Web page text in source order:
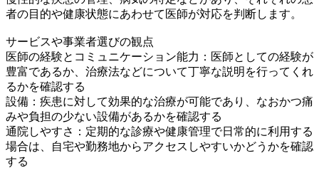
者の目的や健康状態にあわせて医師が対応を判断します。
サービスや事業者選びの観点
医師の経験とコミュニケーション能力：医師としての経験が
豊富であるか、治療法などについて丁寧な説明を行ってくれ
るかを確認する
設備：疾患に対して効果的な治療が可能であり、なおかつ痛
みや負担の少ない設備があるかを確認する
通院しやすさ：定期的な診療や健康管理で日常的に利用する
場合は、自宅や勤務地からアクセスしやすいかどうかを確認
する